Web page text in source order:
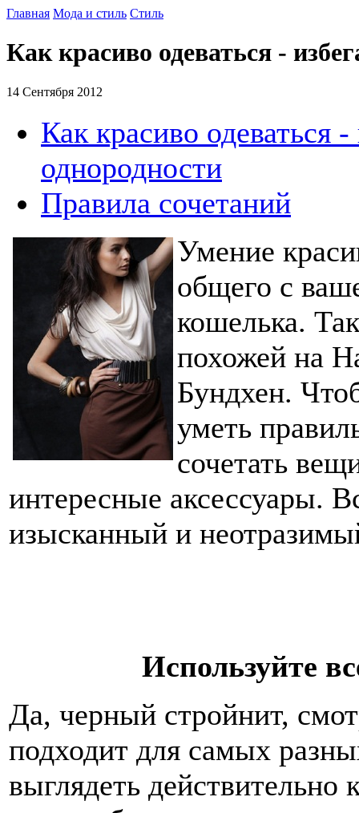
Главная Мода и стиль Стиль
Как красиво одеваться -
14 Сентября 2012
Как красиво одеваться
однородности
Правила сочетаний
Умение
общего с
кошелька.
похожей на
Бундхен.
уметь
сочетать
интересные аксессуары.
изысканный и
Используйте
Да, черный стройнит,
подходит для самых
выглядеть действительно